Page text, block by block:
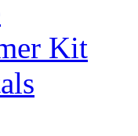
Kit